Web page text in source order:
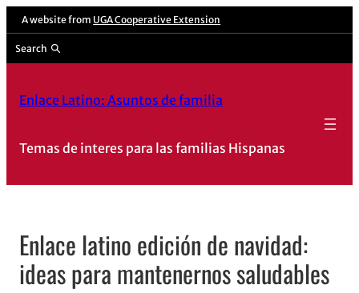
Skip
content
A website from UGA Cooperative Extension
Search
Enlace Latino: Asuntos de familia
Temas de interes para las familias Hispanas
Enlace latino edición de navidad:
ideas para mantenernos saludables